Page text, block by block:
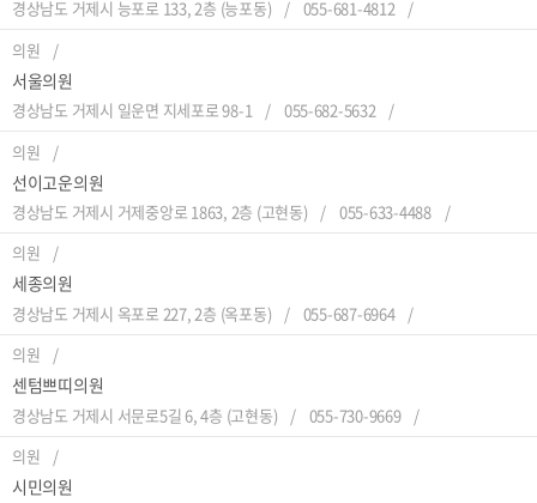
경상남도 거제시 능포로 133, 2층 (능포동)
055-681-4812
의원
서울의원
경상남도 거제시 일운면 지세포로 98-1
055-682-5632
의원
선이고운의원
경상남도 거제시 거제중앙로 1863, 2층 (고현동)
055-633-4488
의원
세종의원
경상남도 거제시 옥포로 227, 2층 (옥포동)
055-687-6964
의원
센텀쁘띠의원
경상남도 거제시 서문로5길 6, 4층 (고현동)
055-730-9669
의원
시민의원